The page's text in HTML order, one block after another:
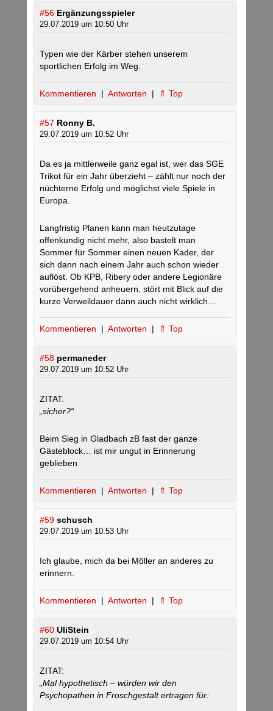
#56 Ergänzungsspieler
29.07.2019 um 10:50 Uhr
Typen wie der Kärber stehen unserem
sportlichen Erfolg im Weg.
Kommentieren | Antworten | ⇑ Top
#57 Ronny B.
29.07.2019 um 10:52 Uhr
Da es ja mittlerweile ganz egal ist, wer das SGE
Trikot für ein Jahr überzieht – zählt nur noch der
nüchterne Erfolg und möglichst viele Spiele in
Europa.
Langfristig Planen kann man heutzutage
offenkundig nicht mehr, also bastelt man
Sommer für Sommer einen neuen Kader, der
sich dann nach einem Jahr auch schon wieder
auflöst. Ob KPB, Ribery oder andere Legionäre
vorübergehend anheuern, stört mit Blick auf die
kurze Verweildauer dann auch nicht wirklich…
Kommentieren | Antworten | ⇑ Top
#58 permaneder
29.07.2019 um 10:52 Uhr
ZITAT:
„sicher?“
Beim Sieg in Gladbach zB fast der ganze
Gästeblock… ist mir ungut in Erinnerung
geblieben
Kommentieren | Antworten | ⇑ Top
#59 schusch
29.07.2019 um 10:53 Uhr
Ich glaube, mich da bei Möller an anderes zu
erinnern.
Kommentieren | Antworten | ⇑ Top
#60 UliStein
29.07.2019 um 10:54 Uhr
ZITAT:
„Mal hypothetisch – würden wir den
Psychopathen in Froschgestalt ertragen für: